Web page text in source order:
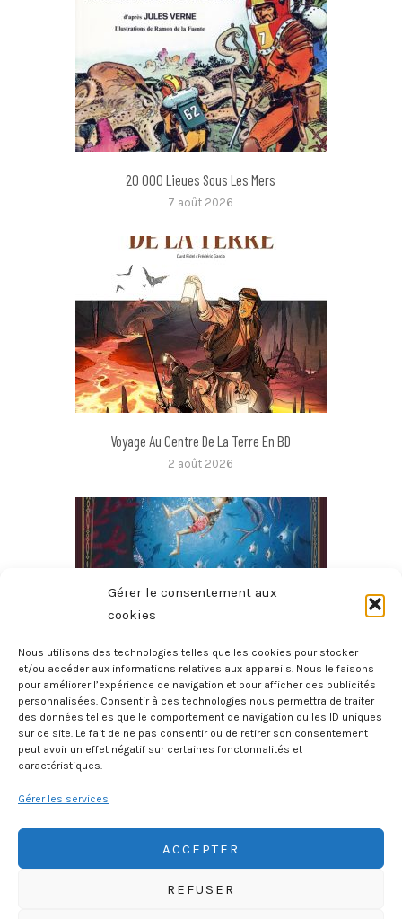
Gérer le consentement aux
cookies
Nous utilisons des technologies telles que les cookies pour stocker
et/ou accéder aux informations relatives aux appareils. Nous le faisons
pour améliorer l’expérience de navigation et pour afficher des publicités
personnalisées. Consentir à ces technologies nous permettra de traiter
des données telles que le comportement de navigation ou les ID uniques
sur ce site. Le fait de ne pas consentir ou de retirer son consentement
peut avoir un effet négatif sur certaines fonctonnalités et
caractéristiques.
Gérer les services
ACCEPTER
REFUSER
20 000 Lieues Sous Les Mers
7 août 2026
Voyage Au Centre De La Terre En BD
2 août 2026
Les Aventures De Pinocchio
31 juillet 2026